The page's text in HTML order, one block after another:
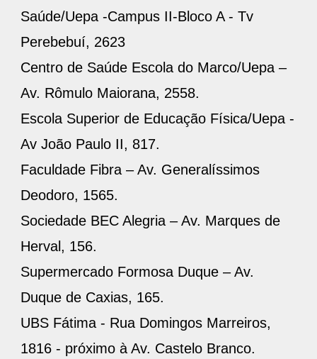
Saúde/Uepa -Campus II-Bloco A - Tv
Perebebuí, 2623
Centro de Saúde Escola do Marco/Uepa –
Av. Rômulo Maiorana, 2558.
Escola Superior de Educação Física/Uepa -
Av João Paulo II, 817.
Faculdade Fibra – Av. Generalíssimos
Deodoro, 1565.
Sociedade BEC Alegria – Av. Marques de
Herval, 156.
Supermercado Formosa Duque – Av.
Duque de Caxias, 165.
UBS Fátima - Rua Domingos Marreiros,
1816 - próximo à Av. Castelo Branco.